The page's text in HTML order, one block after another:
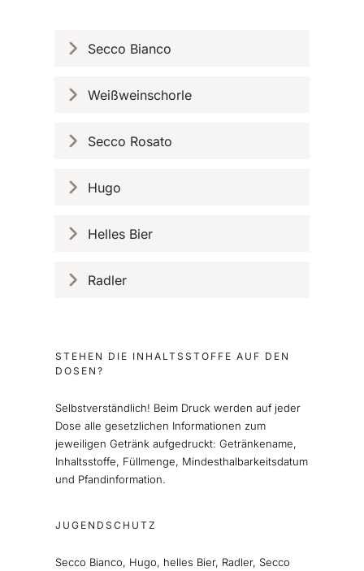
Secco Bianco
Weißweinschorle
Secco Rosato
Hugo
Helles Bier
Radler
STEHEN DIE INHALTSSTOFFE AUF DEN
DOSEN?
Selbstverständlich! Beim Druck werden auf jeder
Dose alle gesetzlichen Informationen zum
jeweiligen Getränk aufgedruckt: Getränkename,
Inhaltsstoffe, Füllmenge, Mindesthalbarkeitsdatum
und Pfandinformation.
JUGENDSCHUTZ
Secco Bianco, Hugo, helles Bier, Radler, Secco